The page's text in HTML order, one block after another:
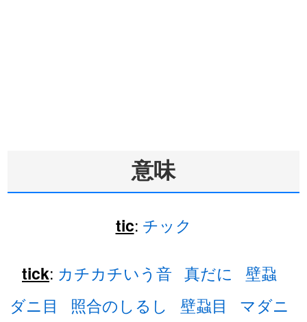
意味
tic: チック
tick: カチカチいう音 真だに
壁蝨
ダニ目
照合のしるし 壁蝨目
マダニ